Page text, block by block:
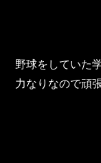
TOHO
野球をしていた
力なりなので頑